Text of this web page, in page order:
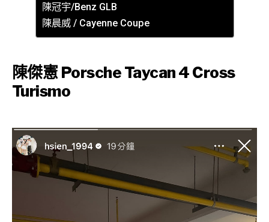
陳冠宇/Benz GLB
陳晨威 / Cayenne Coupe
陳傑憲 Porsche Taycan 4 Cross
Turismo